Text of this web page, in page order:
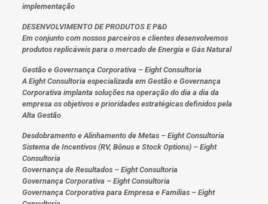
implementação
DESENVOLVIMENTO DE PRODUTOS E P&D
Em conjunto com nossos parceiros e clientes desenvolvemos
produtos replicáveis para o mercado de Energia e Gás Natural
Gestão e Governança Corporativa – Eight Consultoria
A Eight Consultoria especializada em Gestão e Governança
Corporativa implanta soluções na operação do dia a dia da
empresa os objetivos e prioridades estratégicas definidos pela
Alta Gestão
Desdobramento e Alinhamento de Metas – Eight Consultoria
Sistema de Incentivos (RV, Bônus e Stock Options) – Eight
Consultoria
Governança de Resultados – Eight Consultoria
Governança Corporativa – Eight Consultoria
Governança Corporativa para Empresa e Familias – Eight